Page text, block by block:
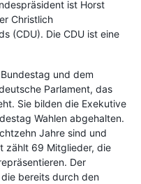
ist Horst
Christlich
(CDU). Die CDU ist eine
und dem
Parlament, das
Sie bilden die Exekutive
Wahlen abgehalten.
Jahre sind und
zählt 69 Mitglieder, die
Der
bereits durch den